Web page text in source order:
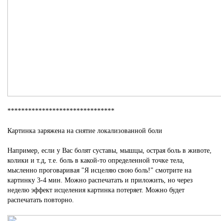
*******************************
Картинка заряжена на снятие локализованной боли
Например, если у Вас болят суставы, мышцы, острая боль в животе,
колики и т.д, т.е. боль в какой-то определенной точке тела,
мысленно проговаривая "Я исцеляю свою боль!" смотрите на
картинку 3-4 мин. Можно распечатать и приложить, но через
неделю эффект исцеления картинка потеряет. Можно будет
распечатать повторно.